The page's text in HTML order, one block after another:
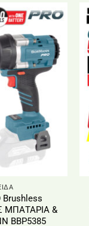
ΜΠΑΤΑΡΙΑ &
BBP5385